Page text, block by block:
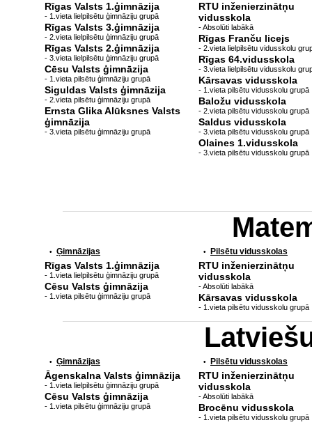
Rīgas Valsts 1.ģimnāzija
- 1.vieta lielpilsētu ģimnāziju grupā
Rīgas Valsts 3.ģimnāzija
- 2.vieta lielpilsētu ģimnāziju grupā
Rīgas Valsts 2.ģimnāzija
- 3.vieta lielpilsētu ģimnāziju grupā
Cēsu Valsts ģimnāzija
- 1.vieta pilsētu ģimnāziju grupā
Siguldas Valsts ģimnāzija
- 2.vieta pilsētu ģimnāziju grupā
Ernsta Glika Alūksnes Valsts
ģimnāzija
- 3.vieta pilsētu ģimnāziju grupā
RTU inženierzinātņu
vidusskola
- Absolūti labākā
Rīgas Franču licejs
- 2.vieta lielpilsētu vidusskolu
Rīgas 64.vidusskola
- 3.vieta lielpilsētu vidusskolu
Kārsavas vidusskola
- 1.vieta pilsētu vidusskolu grupā
Baložu vidusskola
- 2.vieta pilsētu vidusskolu grupā
Saldus vidusskola
- 3.vieta pilsētu vidusskolu grupā
Olaines 1.vidusskola
- 3.vieta pilsētu vidusskolu grupā
• Ģimnāzijas
Rīgas Valsts 1.ģimnāzija
- 1.vieta lielpilsētu ģimnāziju grupā
Cēsu Valsts ģimnāzija
- 1.vieta pilsētu ģimnāziju grupā
• Pilsētu vidusskolas
RTU inženierzinātņu
vidusskola
- Absolūti labākā
Kārsavas vidusskola
- 1.vieta pilsētu vidusskolu grupā
• Ģimnāzijas
Āgenskalna Valsts ģimnāzija
- 1.vieta lielpilsētu ģimnāziju grupā
Cēsu Valsts ģimnāzija
- 1.vieta pilsētu ģimnāziju grupā
• Pilsētu vidusskolas
RTU inženierzinātņu
vidusskola
- Absolūti labākā
Brocēnu vidusskola
- 1.vieta pilsētu vidusskolu grupā